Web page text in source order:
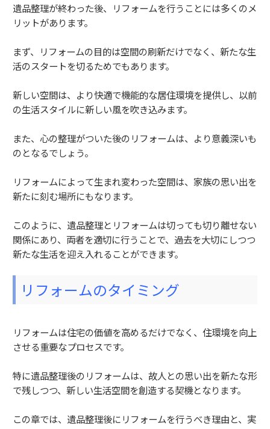
遺品整理が終わった後、リフォームを行うことには多くのメ
リットがあります。
まず、リフォームの目的は空間の刷新だけでなく、新たな生
活のスタートを切るためでもあります。
新しい空間は、より快適で機能的な居住環境を提供し、以前
の生活スタイルに新しい風を吹き込みます。
また、心の整理がついた後のリフォームは、より意義深いも
のとなるでしょう。
リフォームによって生まれ変わった空間は、家族の思い出を
新たに刻む場所にもなります。
このように、遺品整理とリフォームは切っても切り離せない
関係にあり、両者を適切に行うことで、過去を大切にしつつ
新たな生活を迎え入れることができます。
リフォームのタイミング
リフォームは住宅の価値を高めるだけでなく、住環境を向上
させる重要なプロセスです。
特に遺品整理後のリフォームは、故人との思い出を新たな形
で残しつつ、新しい生活空間を創造する契機となります。
この章では、遺品整理後にリフォームを行うべき理由と、実